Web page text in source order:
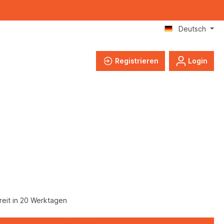
Deutsch
Registrieren Login
in 20 Werktagen